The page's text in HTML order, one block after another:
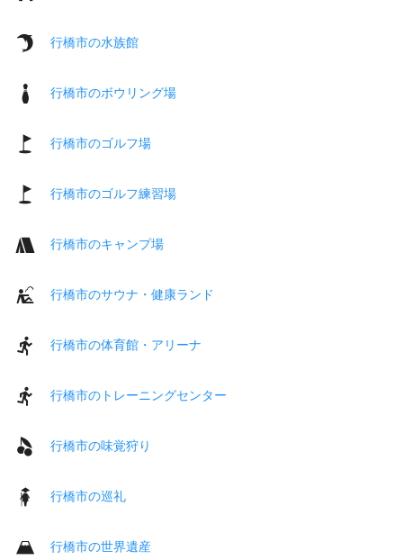
行橋市の水族館
行橋市のボウリング場
行橋市のゴルフ場
行橋市のゴルフ練習場
行橋市のキャンプ場
行橋市のサウナ・健康ランド
行橋市の体育館・アリーナ
行橋市のトレーニングセンター
行橋市の味覚狩り
行橋市の巡礼
行橋市の世界遺産